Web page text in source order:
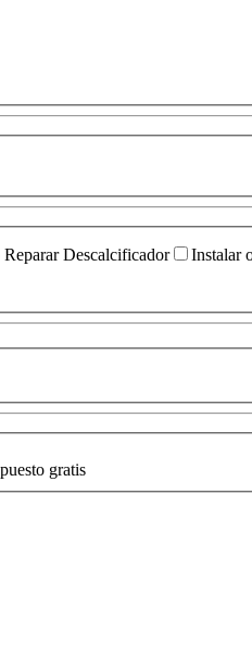
Reparar Descalcificador Instalar
gratis